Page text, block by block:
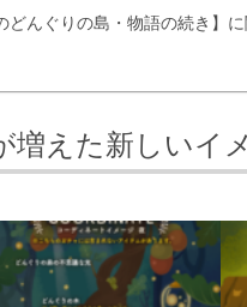
どんぐりの島・物語の続き】
増えた新しいイ